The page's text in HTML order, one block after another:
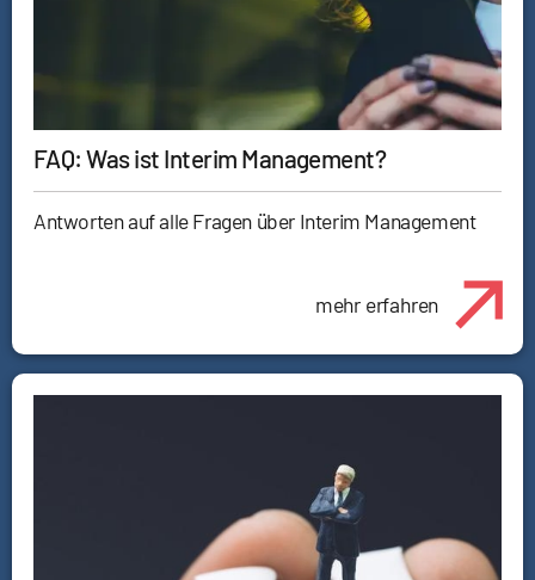
FAQ: Was ist Interim Management?
Antworten auf alle Fragen über Interim Management
mehr erfahren